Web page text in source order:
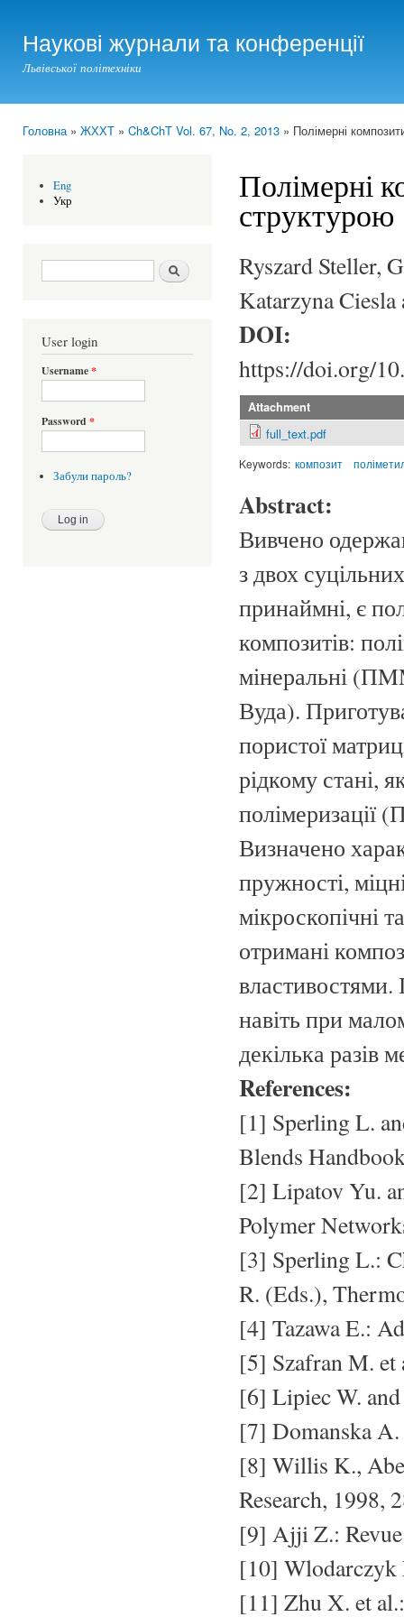
Наукові журнали та конференції
Львівської політехніки
Головна» ЖХХТ » Ch&ChT Vol. 67, No. 2, 2013 » Полімерні
Eng
Укр
Search form Шукати
User login
Username*
Password *
Забули пароль?
Полімерні
структурою
Ryszard Steller,
Katarzyna
DOI:
https://doi.org/
Attachment
full_text.pdf
Keywords: композит
Abstract:
Вивчено
з двох
принаймні, є
композитів:
мінеральні
Вуда).
пористої
рідкому стані,
Визначено
пружності,
мікроскопічні
отримані
навіть при
декілька разів
References:
[1] Sperling L.
Blends
[2] Lipatov Yu.
Polymer
[3] Sperling L.:
R. (Eds.),
[4] Tazawa E.:
[5] Szafran M.
[6] Lipiec W.
[7] Domanska
[8] Willis K.,
Research, 1998,
[9] Ajji Z.:
[10] Wlodarczyk
[11] Zhu X. et